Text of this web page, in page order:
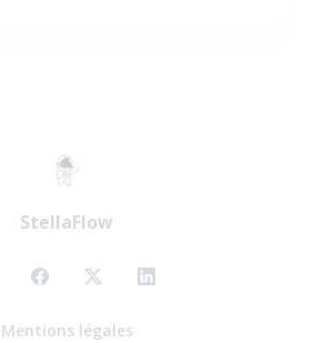
StellaFlow
Mentions légales